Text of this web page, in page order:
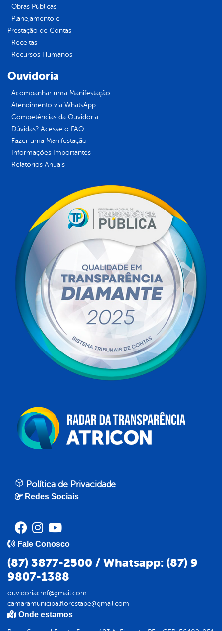
Obras Públicas
Planejamento e
Prestação de Contas
Receitas
Recursos Humanos
Ouvidoria
Acompanhar uma Manifestação
Atendimento via WhatsApp
Competências da Ouvidoria
Dúvidas? Acesse o FAQ
Fazer uma Manifestação
Informações Importantes
Relatórios Anuais
Política de Privacidade
Redes Sociais
Fale Conosco
(87) 3877-2500 / Whatsapp: (87) 9
9807-1388
ouvidoriacmf@gmail.com -
camaramunicipalflorestape@gmail.com
Onde estamos